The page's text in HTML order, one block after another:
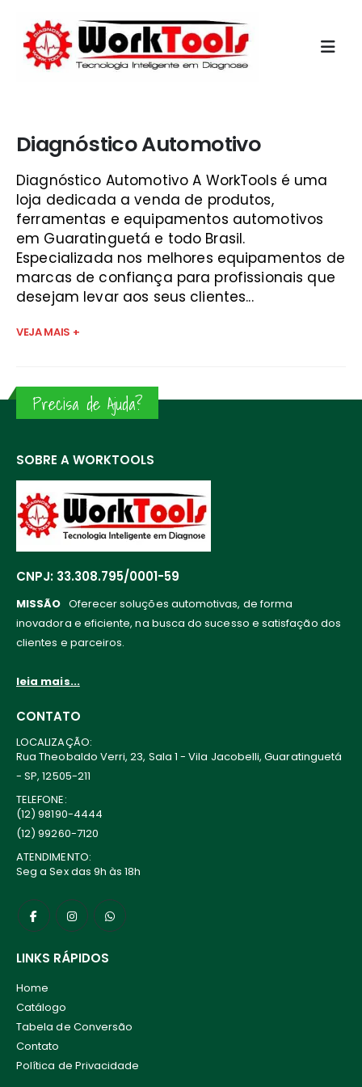
Diagnóstico Automotivo
Diagnóstico Automotivo A WorkTools é uma
loja dedicada a venda de produtos,
ferramentas e equipamentos automotivos
em Guaratinguetá e todo Brasil.
Especializada nos melhores equipamentos de
marcas de confiança para profissionais que
desejam levar aos seus clientes...
VEJA MAIS +
Precisa de Ajuda?
SOBRE A WORKTOOLS
CNPJ: 33.308.795/0001-59
MISSÃO Oferecer soluções automotivas, de forma
inovadora e eficiente, na busca do sucesso e satisfação dos
clientes e parceiros.
leia mais...
CONTATO
LOCALIZAÇÃO:
Rua Theobaldo Verri, 23, Sala 1 - Vila Jacobelli, Guaratinguetá
- SP, 12505-211
TELEFONE:
(12) 98190-4444
(12) 99260-7120
ATENDIMENTO:
Seg a Sex das 9h às 18h
LINKS RÁPIDOS
Home
Catálogo
Tabela de Conversão
Contato
Política de Privacidade